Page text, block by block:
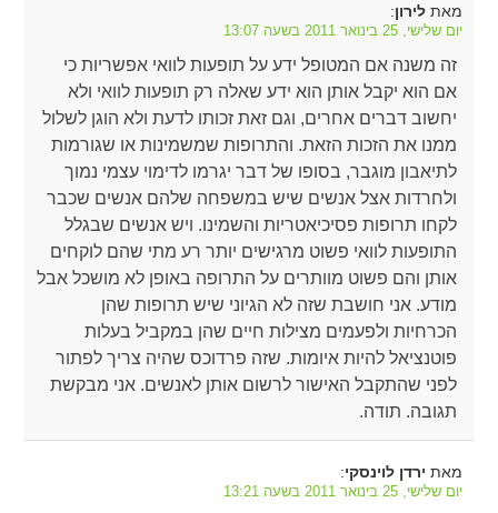
מאתלירון:
יום שלישי, 25 בינואר 2011 בשעה 13:07
זה משנה אם המטופל ידע על תופעות לוואי אפשריות כי
אם הוא יקבל אותן הוא ידע שאלה רק תופעות לוואי ולא
יחשוב דברים אחרים, וגם זאת זכותו לדעת ולא הוגן לשלול
ממנו את הזכות הזאת. והתרופות שמשמינות או שגורמות
לתיאבון מוגבר, בסופו של דבר יגרמו לדימוי עצמי נמוך
ולחרדות אצל אנשים שיש במשפחה שלהם אנשים שכבר
לקחו תרופות פסיכיאטריות והשמינו. ויש אנשים שבגלל
התופעות לוואי פשוט מרגישים יותר רע מתי שהם לוקחים
אותן והם פשוט מוותרים על התרופה באופן לא מושכל אבל
מודע. אני חושבת שזה לא הגיוני שיש תרופות שהן
הכרחיות ולפעמים מצילות חיים שהן במקביל בעלות
פוטנציאל להיות איומות. שזה פרדוכס שהיה צריך לפתור
לפני שהתקבל האישור לרשום אותן לאנשים. אני מבקשת
תגובה. תודה.
מאת ירדן לוינסקי:
יום שלישי, 25 בינואר 2011 בשעה 13:21